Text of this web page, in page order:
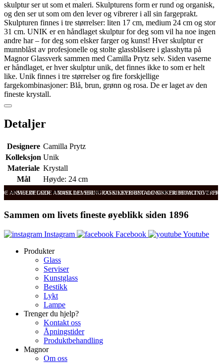
skulptur ser ut som et maleri. Skulpturens form er rund og organisk,
og den ser ut som om den lever og vibrerer i all sin fargeprakt.
Skulpturen finnes i tre størrelser: liten 17 cm, medium 24 cm og stor
31 cm. UNIK er en håndlaget skulptur for deg som vil ha noe ingen
andre har – for deg som elsker farger og kunst! Hver skulptur er
munnblåst av profesjonelle og stolte glassblåsere i glasshytta på
Magnor Glassverk sammen med Camilla Prytz selv. Siden vaserne
er håndlaget, er hver skulptur unik, det finnes ikke to som er helt
like. Unik finnes i tre størrelser og fire forskjellige
fargekombinasjoner: Blå, brun, grønn og rosa. De er laget av den
fineste krystall.
Detaljer
Designere Camilla Prytz
Kolleksjon Unik
Materiale Krystall
Mål
Høyde: 24 cm
ANMELDELSER RASK LEVERING OG SIKKER BETALING FRI FRAKT OVER
SVÆRT GODE ANMELDELSER RASK LEVERING OG SIKKER BETALING
Sammen om livets fineste øyeblikk siden 1896
Instagram Facebook
Youtube
Produkter
Glass
Serviser
Kunstglass
Bestikk
Lykt
Lampe
Trenger du hjelp?
Kontakt oss
Åpningstider
Produktbehandling
Magnor
Om oss